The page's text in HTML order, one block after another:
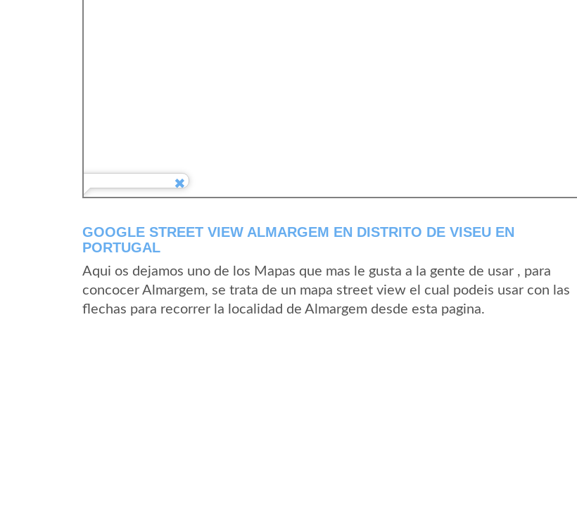
GOOGLE STREET VIEW ALMARGEM EN DISTRITO DE VISEU EN
PORTUGAL
Aqui os dejamos uno de los Mapas que mas le gusta a la gente de usar , para
concocer Almargem, se trata de un mapa street view el cual podeis usar con las
flechas para recorrer la localidad de Almargem desde esta pagina.